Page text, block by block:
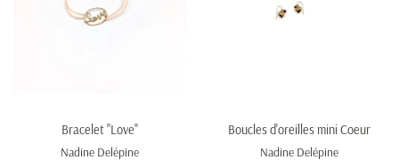
Bracelet "Love"
Nadine Delépine
Boucles d'oreilles mini Coeur
Nadine Delépine